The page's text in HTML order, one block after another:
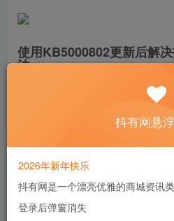
使用KB5000802更新后解
法。
安装KB5000802后，在某
到某些打印机时，可能会收
APC_INDEX_MISMATCH
3打印机驱动程序的一部分
印机驱动程序。如果不确
类型，请使用以下步骤：
1、按Windows键+ r或选择
行”并选择它。
2、键入
选择“确定”按钮。
抖有网悬
2026年新年快乐
抖有网是一个漂亮优雅的商城资讯
登录后弹窗消失